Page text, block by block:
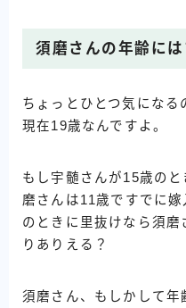
須磨さんの年齢に
ちょっとひとつ気にな
現在19歳なんですよ。
もし宇髄さんが15歳の
磨さんは11歳ですでに
のときに里抜けなら須
りありえる？
須磨さん、もしかして年